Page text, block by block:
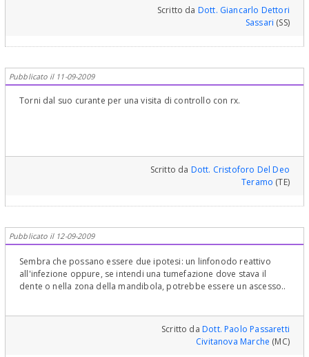
Scritto da Dott. Giancarlo Dettori
Sassari (SS)
Pubblicato il 11-09-2009
Torni dal suo curante per una visita di controllo con rx.
Scritto da Dott. Cristoforo Del Deo
Teramo (TE)
Pubblicato il 12-09-2009
Sembra che possano essere due ipotesi: un linfonodo reattivo
all'infezione oppure, se intendi una tumefazione dove stava il
dente o nella zona della mandibola, potrebbe essere un ascesso..
Scritto daDott. Paolo Passaretti
Civitanova Marche (MC)